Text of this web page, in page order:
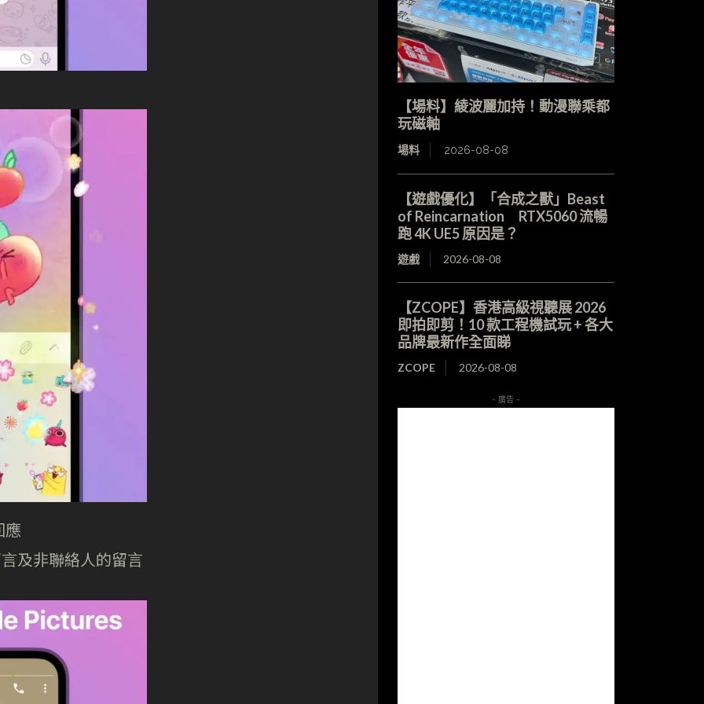
應
及非聯絡人的留言
【場料】綾波麗加持！動漫聯乘都
玩磁軸
場料 2026-08-08
【遊戲優化】「合成之獸」Beast
of Reincarnation RTX5060 流暢
跑 4K UE5 原因是？
遊戲 2026-08-08
【ZCOPE】香港高級視聽展 2026
即拍即剪！10 款工程機試玩 + 各大
品牌最新作全面睇
ZCOPE 2026-08-08
- 廣告 -